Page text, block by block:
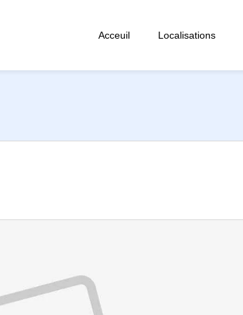
Acceuil Localisations